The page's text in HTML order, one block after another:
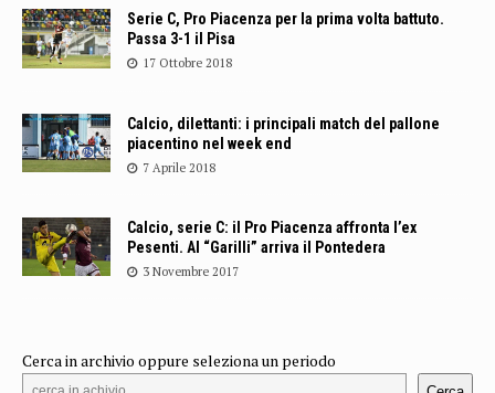
Serie C, Pro Piacenza per la prima volta battuto.
Passa 3-1 il Pisa
17 Ottobre 2018
Calcio, dilettanti: i principali match del pallone
piacentino nel week end
7 Aprile 2018
Calcio, serie C: il Pro Piacenza affronta l’ex
Pesenti. Al “Garilli” arriva il Pontedera
3 Novembre 2017
Cerca in archivio oppure seleziona un periodo